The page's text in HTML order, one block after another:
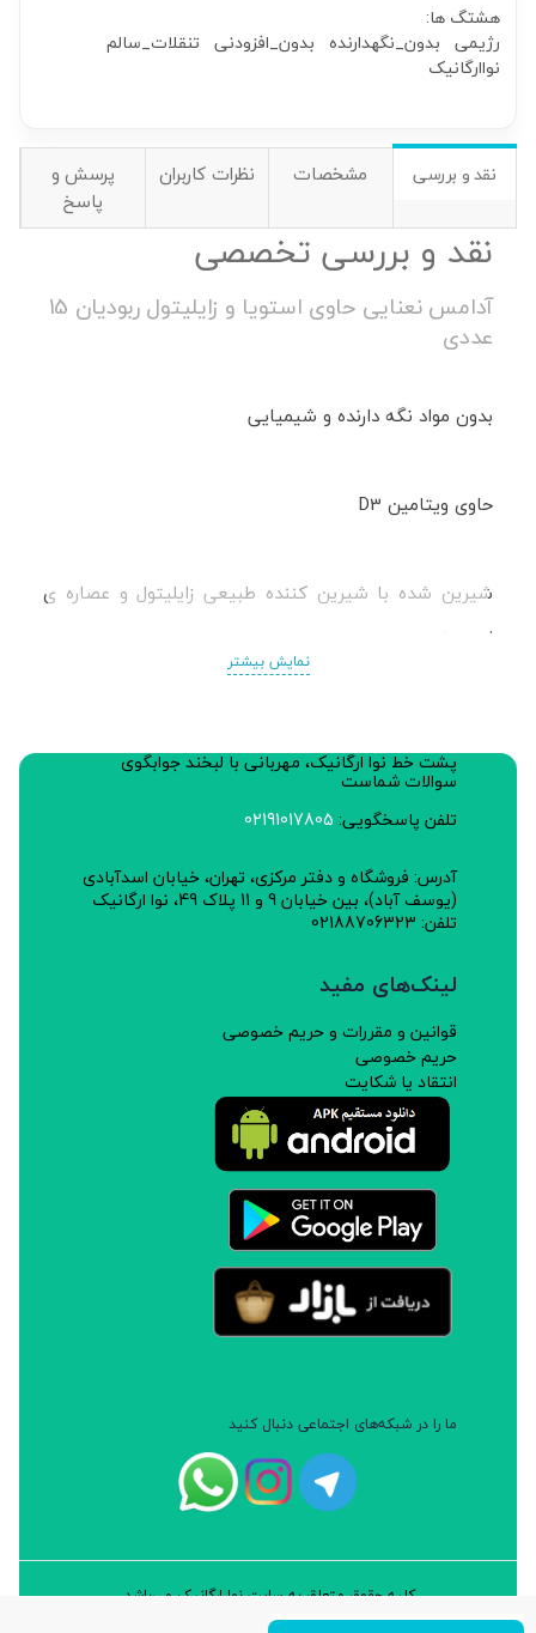
هشتگ ها:
رژیمی بدون_نگهدارنده بدون_افزودنی تنقلات_سالم
نواارگانیک
نقد و بررسی مشخصات نظرات کاربران
پرسش و
پاسخ
نقد و بررسی تخصصی
آدامس نعنایی حاوی استویا و زایلیتول ربودیان 15
عددی
بدون مواد نگه دارنده و شیمیایی
حاوی ویتامین D3
شیرین شده با شیرین کننده طبیعی زایلیتول و عصاره ی
استویا
نمایش بیشتر
پشت خط نوا ارگانیک، مهربانی با لبخند جوابگوی
سوالات شماست
تلفن پاسخگویی: 02191017805
آدرس: فروشگاه و دفتر مرکزی، تهران، خیابان اسدآبادی
(یوسف آباد)، بین خیابان 9 و 11 پلاک 49، نوا ارگانیک
تلفن: 02188706323
لینک‌های مفید
قوانین و مقررات و حریم خصوصی
حریم خصوصی
انتقاد یا شکایت
ما را در شبکه‌های اجتماعی دنبال کنید
کلیه حقوق متعلق به سایت نوا ارگانیک می‌باشد.
طراحی و توسعه: شرکت داده پردازان سورن ایرانیان (نرم افزار سارب)